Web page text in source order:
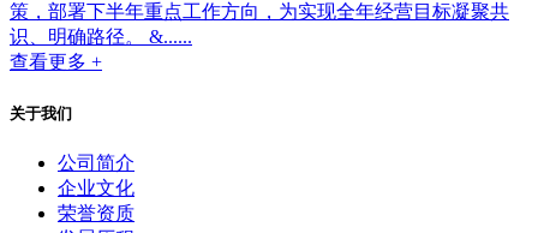
策，部署下半年重点工作方向，为实现全年经营目标凝聚共
识、明确路径。 &......
查看更多 +
关于我们
公司简介
企业文化
荣誉资质